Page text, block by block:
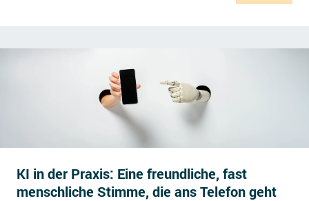
KI in der Praxis: Eine freundliche, fast
menschliche Stimme, die ans Telefon geht